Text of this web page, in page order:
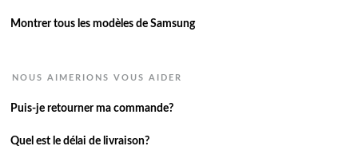
Montrer tous les modèles de Samsung
NOUS AIMERIONS VOUS AIDER
Puis-je retourner ma commande?
Quel est le délai de livraison?